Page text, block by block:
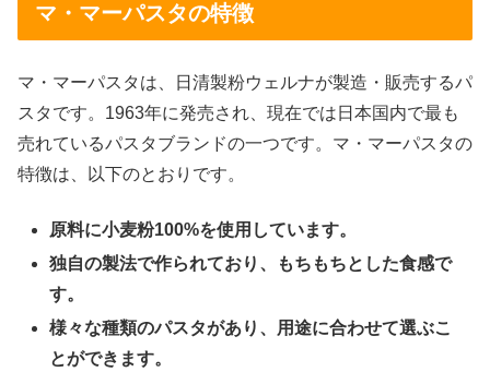
マ・マーパスタの特徴
マ・マーパスタは、日清製粉ウェルナが製造・販売するパ
スタです。1963年に発売され、現在では日本国内で最も
売れているパスタブランドの一つです。マ・マーパスタの
特徴は、以下のとおりです。
原料に小麦粉100%を使用しています。
独自の製法で作られており、もちもちとした食感で
す。
様々な種類のパスタがあり、用途に合わせて選ぶこ
とができます。